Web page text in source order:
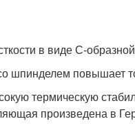
в виде С-образной
шпинделем повышает
термическую
произведена в